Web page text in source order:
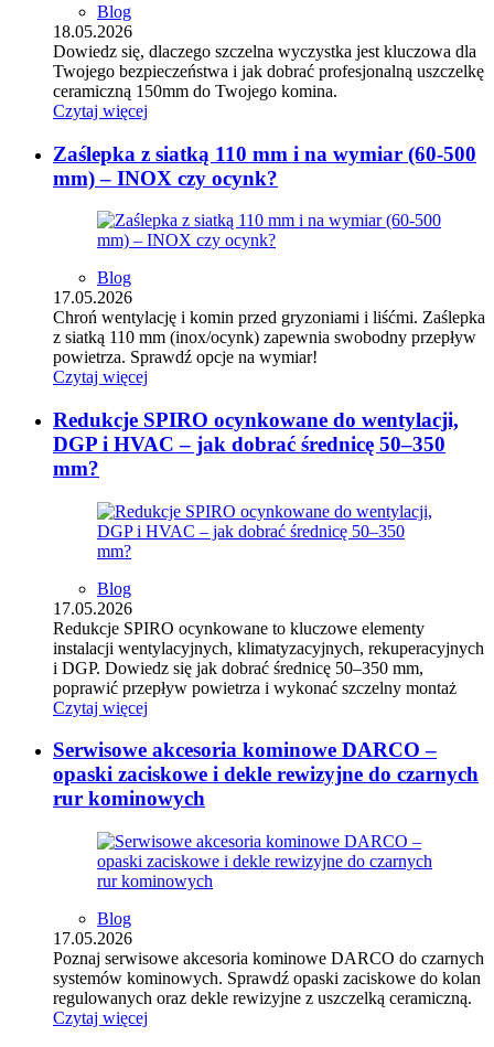
Blog
18.05.2026
Dowiedz się, dlaczego szczelna wyczystka jest kluczowa dla
Twojego bezpieczeństwa i jak dobrać profesjonalną uszczelkę
ceramiczną 150mm do Twojego komina.
Czytaj więcej
Zaślepka z siatką 110 mm i na wymiar (60-500
mm) – INOX czy ocynk?
Blog
17.05.2026
Chroń wentylację i komin przed gryzoniami i liśćmi. Zaślepka
z siatką 110 mm (inox/ocynk) zapewnia swobodny przepływ
powietrza. Sprawdź opcje na wymiar!
Czytaj więcej
Redukcje SPIRO ocynkowane do wentylacji,
DGP i HVAC – jak dobrać średnicę 50–350
mm?
Blog
17.05.2026
Redukcje SPIRO ocynkowane to kluczowe elementy
instalacji wentylacyjnych, klimatyzacyjnych, rekuperacyjnych
i DGP. Dowiedz się jak dobrać średnicę 50–350 mm,
poprawić przepływ powietrza i wykonać szczelny montaż
Czytaj więcej
Serwisowe akcesoria kominowe DARCO –
opaski zaciskowe i dekle rewizyjne do czarnych
rur kominowych
Blog
17.05.2026
Poznaj serwisowe akcesoria kominowe DARCO do czarnych
systemów kominowych. Sprawdź opaski zaciskowe do kolan
regulowanych oraz dekle rewizyjne z uszczelką ceramiczną.
Czytaj więcej